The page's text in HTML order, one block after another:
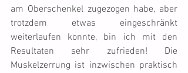
am Oberschenkel zugezogen habe, aber
trotzdem etwas eingeschränkt
weiterlaufen konnte, bin ich mit den
Resultaten sehr zufrieden! Die
Muskelzerrung ist inzwischen praktisch